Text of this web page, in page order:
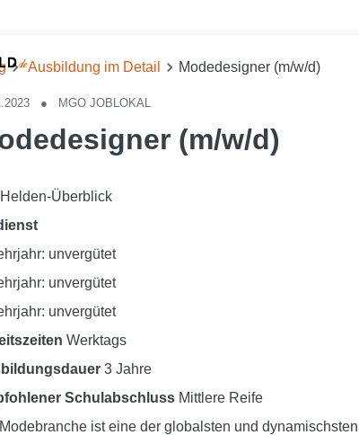
Ausbildung im Detail Modedesigner (m/w/d)
● MGO JOBLOKAL
(m/w/d)
Überblick
unvergütet
unvergütet
unvergütet
Werktags
3 Jahre
Schulabschluss Mittlere Reife
ist eine der globalsten und